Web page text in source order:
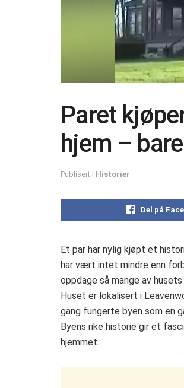
Paret
hjem –
Publisert i Historier
Del på
Et par har nylig kjøpt et
har vært intet mindre enn
oppdage så mange av
Huset er lokalisert i
gang fungerte byen som en
Byens rike historie gir et
hjemmet.